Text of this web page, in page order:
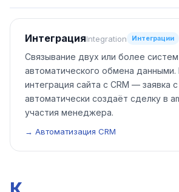
ИнтеграцияIntegration Интеграции
Связывание двух или более
автоматического обмена
интеграция сайта с CRM — заявка
автоматически создаёт сделку в
участия менеджера.
→ Автоматизация CRM